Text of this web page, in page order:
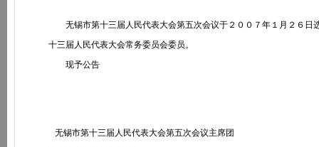
无锡市第十三届人民代表大会第五次会议于２００７年１月２６日
十三届人民代表大会常务委员会委员。
现予公告
无锡市第十三届人民代表大会第五次会议主席团